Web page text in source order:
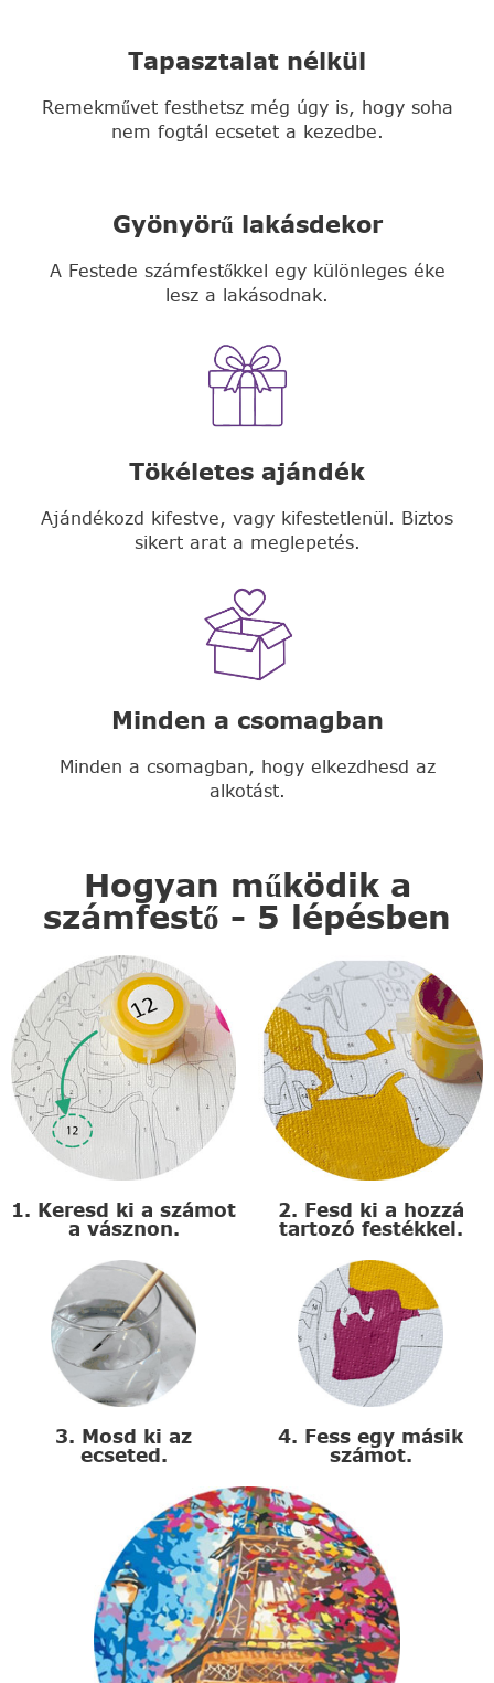
Tapasztalat nélkül
Remekművet festhetsz még úgy is, hogy soha
nem fogtál ecsetet a kezedbe.
Gyönyörű lakásdekor
A Festede számfestőkkel egy különleges éke
lesz a lakásodnak.
Tökéletes ajándék
Ajándékozd kifestve, vagy kifestetlenül. Biztos
sikert arat a meglepetés.
Minden a csomagban
Minden a csomagban, hogy elkezdhesd az
alkotást.
Hogyan működik a
számfestő - 5 lépésben
1. Keresd ki a számot
a vásznon.
2. Fesd ki a hozzá
tartozó festékkel.
3. Mosd ki az
ecseted.
4. Fess egy másik
számot.